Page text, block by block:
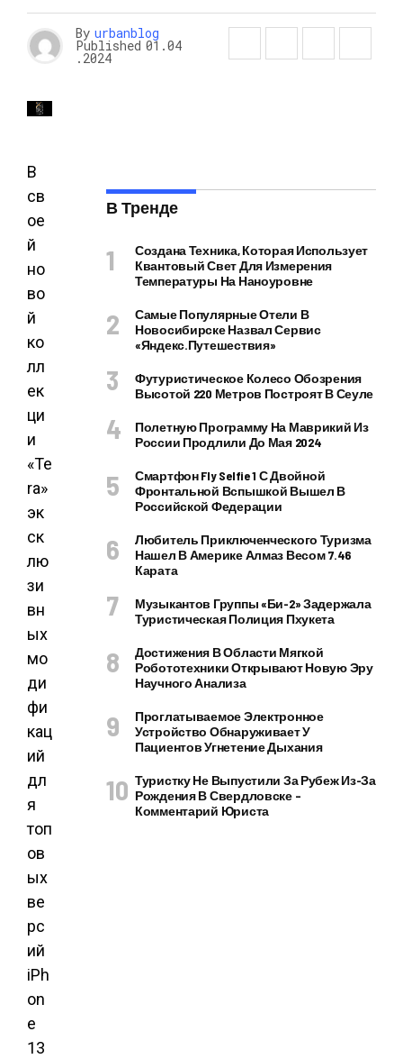
By urbanblog
Published 01.04
.2024
В
св
ое
й
но
во
й
ко
лл
ек
ци
и
«Te
ra»
эк
ск
лю
зи
вн
ых
мо
ди
фи
кац
ий
дл
я
топ
ов
ых
ве
рс
ий
iPh
on
e
13
В Тренде
Создана Техника, Которая Использует
Квантовый Свет Для Измерения
Температуры На Наноуровне
Самые Популярные Отели В
Новосибирске Назвал Сервис
«Яндекс.Путешествия»
Футуристическое Колесо Обозрения
Высотой 220 Метров Построят В Сеуле
Полетную Программу На Маврикий Из
России Продлили До Мая 2024
Смартфон Fly Selfie 1 С Двойной
Фронтальной Вспышкой Вышел В
Российской Федерации
Любитель Приключенческого Туризма
Нашел В Америке Алмаз Весом 7.46
Карата
Музыкантов Группы «Би-2» Задержала
Туристическая Полиция Пхукета
Достижения В Области Мягкой
Робототехники Открывают Новую Эру
Научного Анализа
Проглатываемое Электронное
Устройство Обнаруживает У
Пациентов Угнетение Дыхания
Туристку Не Выпустили За Рубеж Из-За
Рождения В Свердловске –
Комментарий Юриста